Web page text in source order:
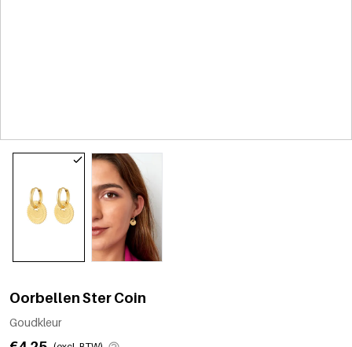
Oorbellen Ster Coin
Goudkleur